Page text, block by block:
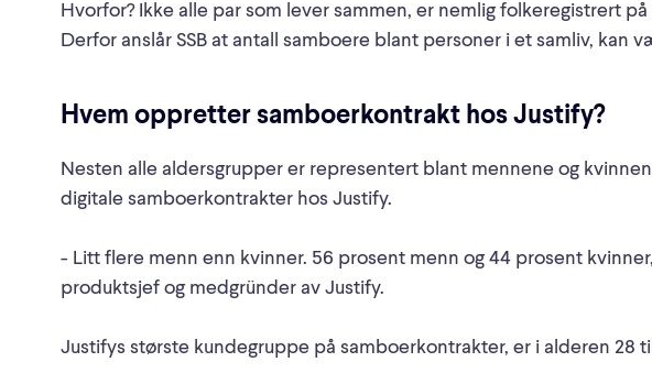
Hvorfor? Ikke alle par som lever sammen, er nemlig folkeregistrert
Derfor anslår SSB at antall samboere blant personer i et samliv, kan
Hvem oppretter samboerkontrakt hos Justify?
Nesten alle aldersgrupper er representert blant mennene og
digitale samboerkontrakter hos Justify.
- Litt flere menn enn kvinner. 56 prosent menn og 44 prosent
produktsjef og medgründer av Justify.
Justifys største kundegruppe på samboerkontrakter, er i alderen 28